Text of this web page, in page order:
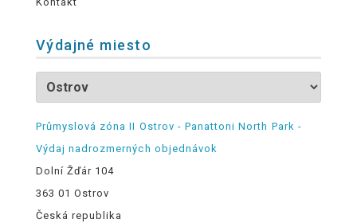
Výdajné miesto
Průmyslová zóna II Ostrov - Panattoni North Park -
Výdaj nadrozmerných objednávok
Dolní Žďár 104
363 01 Ostrov
Česká republika